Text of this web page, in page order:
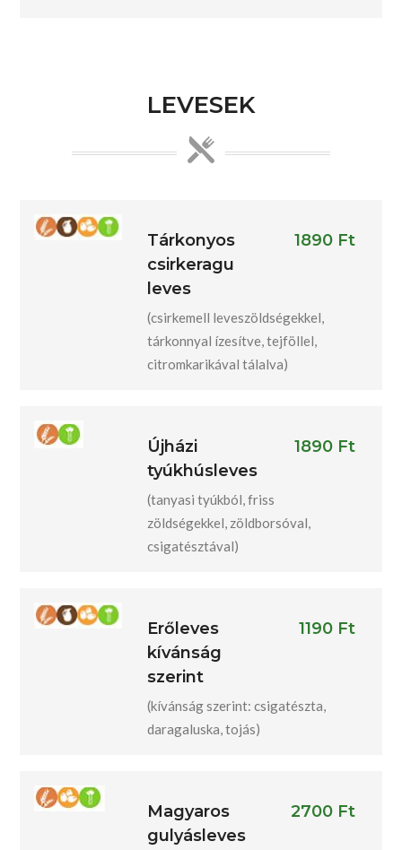
LEVESEK
Tárkonyos
csirkeragu
leves
1890 Ft
(csirkemell leveszöldségekkel,
tárkonnyal ízesítve, tejföllel,
citromkarikával tálalva)
Újházi
tyúkhúsleves
1890 Ft
(tanyasi tyúkból, friss
zöldségekkel, zöldborsóval,
csigatésztával)
Erőleves
kívánság
szerint
1190 Ft
(kívánság szerint: csigatészta,
daragaluska, tojás)
Magyaros
gulyásleves
2700 Ft